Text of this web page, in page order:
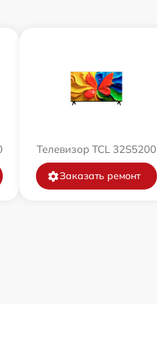
Телевизор TCL 32S5200
Заказать ремонт